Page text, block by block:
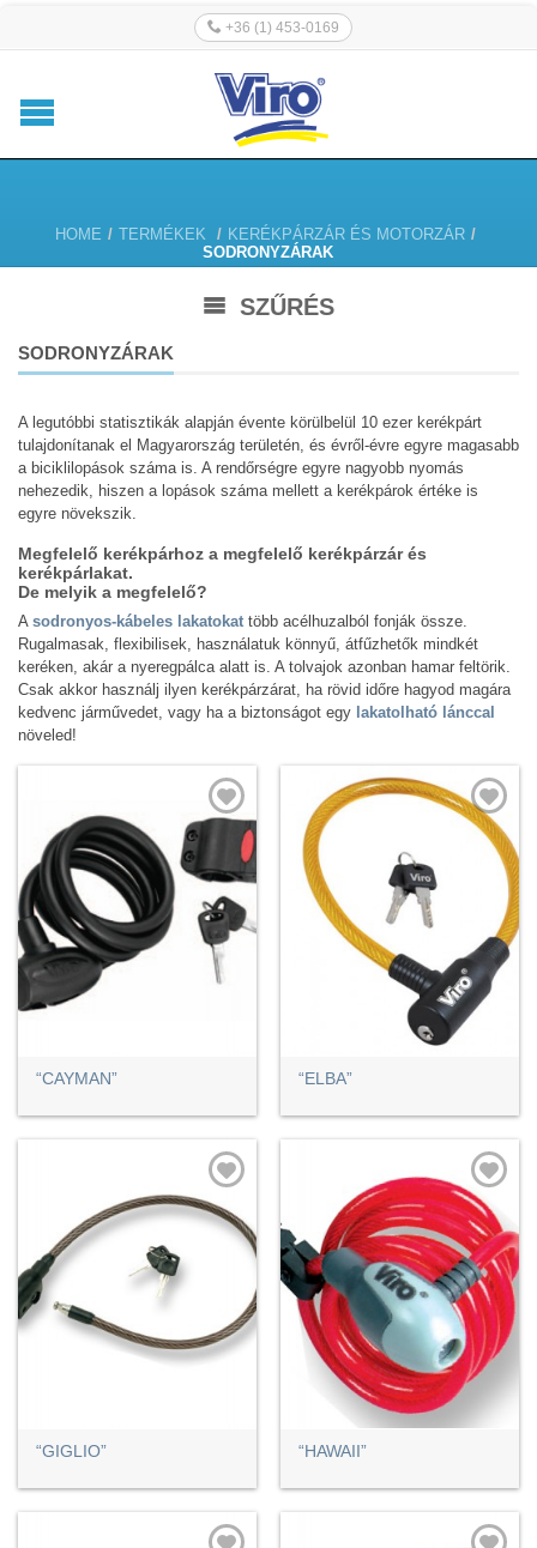
+36 (1) 453-0169
HOME / TERMÉKEK / KERÉKPÁRZÁR ÉS MOTORZÁR /
SODRONYZÁRAK
SZŰRÉS
SODRONYZÁRAK
A legutóbbi statisztikák alapján évente körülbelül 10 ezer kerékpárt
tulajdonítanak el Magyarország területén, és évről-évre egyre magasabb
a biciklilopások száma is. A rendőrségre egyre nagyobb nyomás
nehezedik, hiszen a lopások száma mellett a kerékpárok értéke is
egyre növekszik.
Megfelelő kerékpárhoz a megfelelő kerékpárzár és
kerékpárlakat.
De melyik a megfelelő?
A sodronyos-kábeles lakatokat több acélhuzalból fonják össze.
Rugalmasak, flexibilisek, használatuk könnyű, átfűzhetők mindkét
keréken, akár a nyeregpálca alatt is. A tolvajok azonban hamar feltörik.
Csak akkor használj ilyen kerékpárzárat, ha rövid időre hagyod magára
kedvenc járművedet, vagy ha a biztonságot egy lakatolható lánccal
növeled!
“CAYMAN” “ELBA”
“GIGLIO” “HAWAII”